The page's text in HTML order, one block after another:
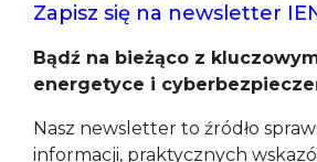
Zapisz się na newsletter
Bądź na bieżąco z
energetyce i
Nasz newsletter to źródło
informacji, praktycznych